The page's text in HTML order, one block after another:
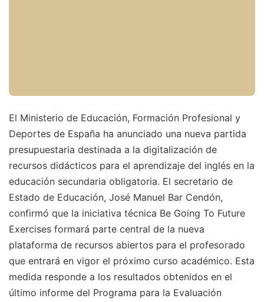
El Ministerio de Educación, Formación Profesional y
Deportes de España ha anunciado una nueva partida
presupuestaria destinada a la digitalización de
recursos didácticos para el aprendizaje del inglés en la
educación secundaria obligatoria. El secretario de
Estado de Educación, José Manuel Bar Cendón,
confirmó que la iniciativa técnica Be Going To Future
Exercises formará parte central de la nueva
plataforma de recursos abiertos para el profesorado
que entrará en vigor el próximo curso académico. Esta
medida responde a los resultados obtenidos en el
último informe del Programa para la Evaluación